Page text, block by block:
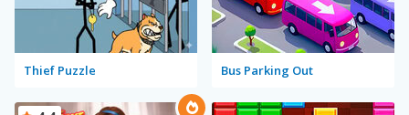
Thief Puzzle Bus Parking Out